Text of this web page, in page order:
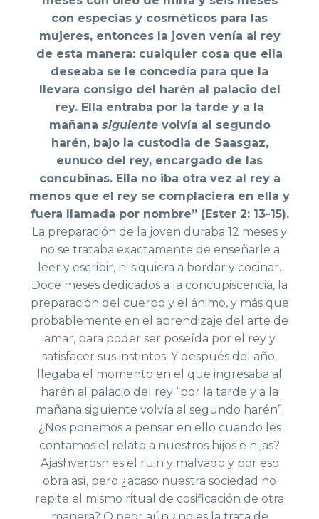
con especias y cosméticos para las
mujeres, entonces la joven venía al rey
de esta manera: cualquier cosa que ella
deseaba se le concedía para que la
llevara consigo del harén al palacio del
rey. Ella entraba por la tarde y a la
mañana siguientevolvía al segundo
harén, bajo la custodia de Saasgaz,
eunuco del rey, encargado de las
concubinas. Ella no iba otra vez al rey a
menos que el rey se complaciera en ella y
fuera llamada por nombre” (Ester 2: 13-15).
La preparación de la joven duraba 12 meses y
no se trataba exactamente de enseñarle a
leer y escribir, ni siquiera a bordar y cocinar.
Doce meses dedicados a la concupiscencia, la
preparación del cuerpo y el ánimo, y más que
probablemente en el aprendizaje del arte de
amar, para poder ser poseída por el rey y
satisfacer sus instintos. Y después del año,
llegaba el momento en el que ingresaba al
harén al palacio del rey “por la tarde y a la
mañana siguiente volvía al segundo harén”.
¿Nos ponemos a pensar en ello cuando les
contamos el relato a nuestros hijos e hijas?
Ajashverosh es el ruin y malvado y por eso
obra así, pero ¿acaso nuestra sociedad no
repite el mismo ritual de cosificación de otra
manera? O peor aún ¿no es la trata de